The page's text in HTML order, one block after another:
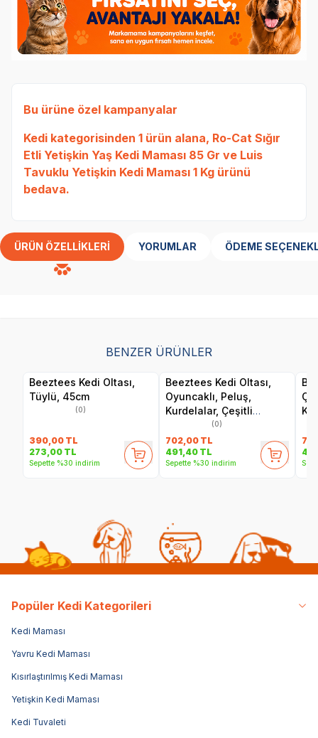
Bu ürüne özel kampanyalar
Kedi kategorisinden 1 ürün alana, Ro-Cat Sığır
Etli Yetişkin Yaş Kedi Maması 85 Gr ve Luis
Tavuklu Yetişkin Kedi Maması 1 Kg ürünü
bedava.
ÜRÜN ÖZELLIKLERI YORUMLAR ÖDEME
BENZER ÜRÜNLER
Beeztees Kedi Oltası,
Tüylü, 45cm
(0)
390,00 TL
273,00 TL
Sepette %30 indirim
Beeztees Kedi Oltası,
Oyuncaklı, Peluş,
Kurdelalar, Çeşitli
Renklerde, 40cm
(0)
702,00 TL
491,40 TL
Sepette %30 indirim
Popüler Kedi Kategorileri
Kedi Maması
Yavru Kedi Maması
Kısırlaştırılmış Kedi Maması
Yetişkin Kedi Maması
Kedi Tuvaleti